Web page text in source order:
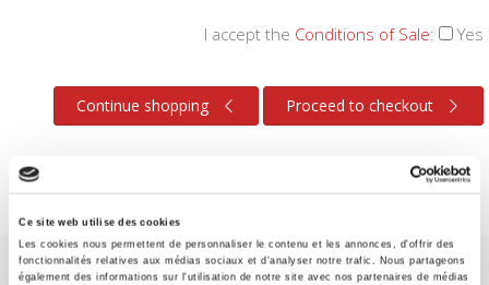
Ce site web utilise des cookies
Les cookies nous permettent de personnaliser le contenu et les annonces, d'offrir des
fonctionnalités relatives aux médias sociaux et d'analyser notre trafic. Nous partageons
également des informations sur l'utilisation de notre site avec nos partenaires de médias
I accept the Conditions of Sale: Yes
Continue shopping Proceed to checkout